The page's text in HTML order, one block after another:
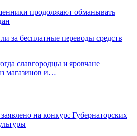
продолжают обманывать
за бесплатные переводы средств
славгородцы и яровчане
магазинов и…
на конкурс Губернаторских